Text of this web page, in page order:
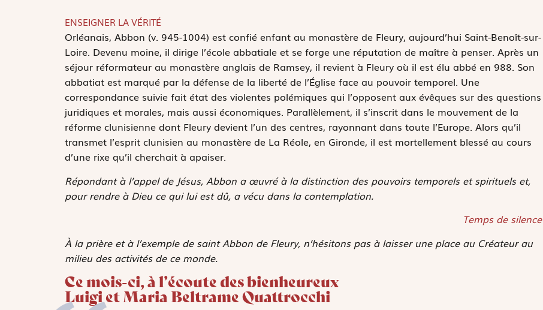
ENSEIGNER LA VÉRITÉ
Orléanais, Abbon (v. 945-1004) est confié enfant au monastère de Fleury, aujourd’hui Saint-Benoît-sur-
Loire. Devenu moine, il dirige l’école abbatiale et se forge une réputation de maître à penser. Après un
séjour réformateur au monastère anglais de Ramsey, il revient à Fleury où il est élu abbé en 988. Son
abbatiat est marqué par la défense de la liberté de l’Église face au pouvoir temporel. Une
correspondance suivie fait état des violentes polémiques qui l’opposent aux évêques sur des questions
juridiques et morales, mais aussi économiques. Parallèlement, il s’inscrit dans le mouvement de la
réforme clunisienne dont Fleury devient l’un des centres, rayonnant dans toute l’Europe. Alors qu’il
transmet l’esprit clunisien au monastère de La Réole, en Gironde, il est mortellement blessé au cours
d’une rixe qu’il cherchait à apaiser.
Répondant à l’appel de Jésus, Abbon a œuvré à la distinction des pouvoirs temporels et spirituels et,
pour rendre à Dieu ce qui lui est dû, a vécu dans la contemplation.
Temps de silence
À la prière et à l’exemple de saint Abbon de Fleury, n’hésitons pas à laisser une place au Créateur au
milieu des activités de ce monde.
Ce mois-ci, à l’écoute des bienheureux
Luigi et Maria Beltrame Quattrocchi